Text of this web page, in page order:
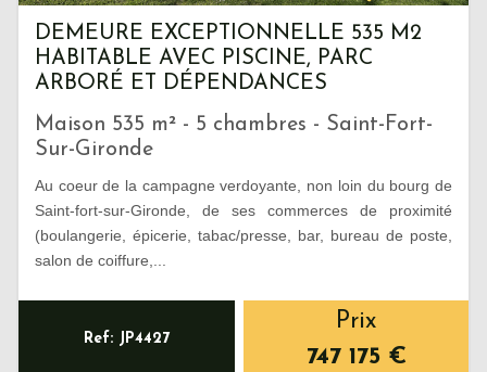
DEMEURE EXCEPTIONNELLE 535 M2
HABITABLE AVEC PISCINE, PARC
ARBORÉ ET DÉPENDANCES
Maison 535 m² - 5 chambres - Saint-Fort-
Sur-Gironde
Au coeur de la campagne verdoyante, non loin du bourg de
Saint-fort-sur-Gironde, de ses commerces de proximité
(boulangerie, épicerie, tabac/presse, bar, bureau de poste,
salon de coiffure,...
Ref: JP4427
Prix
747 175 €